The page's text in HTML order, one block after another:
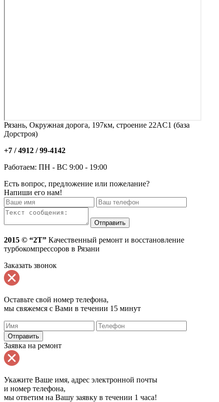
Рязань, Окружная дорога, 197км, строение 22АC1 (база
Дорстроя)
+7 / 4912 /99-4142
Работаем: ПН - ВС 9:00 - 19:00
Есть вопрос, предложение или пожелание?
Напиши его нам!
2015 © “2T” Качественный ремонт и восстановление
турбокомпрессоров в Рязани
Заказать звонок
Оставьте свой номер телефона,
мы свяжемся с Вами в течении 15 минут
Заявка на ремонт
Укажите Ваше имя, адрес электронной почты
и номер телефона,
мы ответим на Вашу заявку в течении 1 часа!